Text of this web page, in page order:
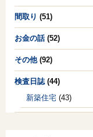
間取り (51)
お金の話(52)
その他(92)
検査日誌 (44)
新築住宅 (43)